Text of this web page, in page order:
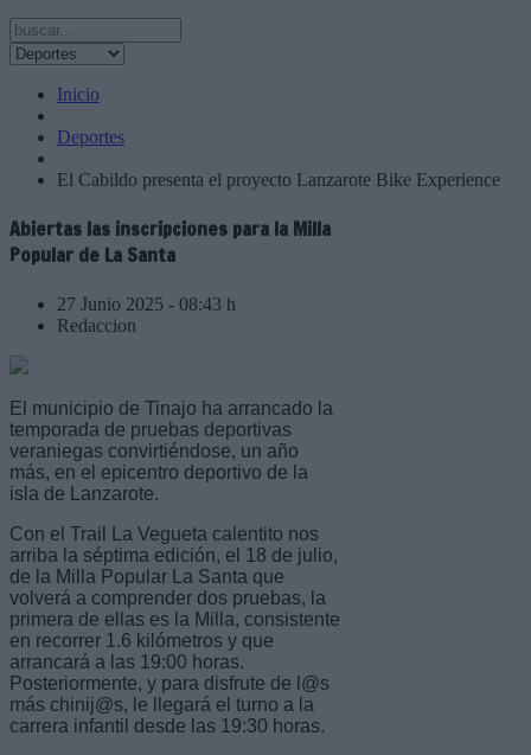
Inicio
Deportes
El Cabildo presenta el proyecto Lanzarote Bike Experience
Abiertas las inscripciones para la Milla
Popular de La Santa
27 Junio 2025 - 08:43 h
Redaccion
El municipio de Tinajo ha arrancado la
temporada de pruebas deportivas
veraniegas convirtiéndose, un año
más, en el epicentro deportivo de la
isla de Lanzarote.
Con el Trail La Vegueta calentito nos
arriba la séptima edición, el 18 de julio,
de la Milla Popular La Santa que
volverá a comprender dos pruebas, la
primera de ellas es la Milla, consistente
en recorrer 1.6 kilómetros y que
arrancará a las 19:00 horas.
Posteriormente, y para disfrute de l@s
más chinij@s, le llegará el turno a la
carrera infantil desde las 19:30 horas.